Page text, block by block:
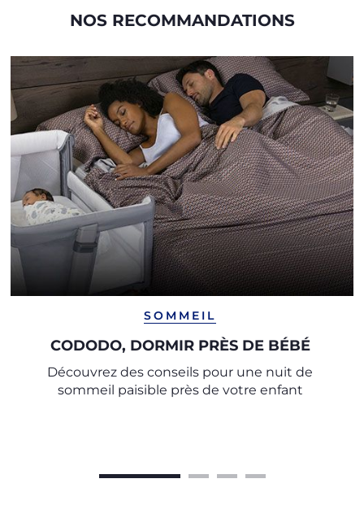
NOS RECOMMANDATIONS
SOMMEIL
CODODO, DORMIR PRÈS DE BÉBÉ
Découvrez des conseils pour une nuit de
sommeil paisible près de votre enfant